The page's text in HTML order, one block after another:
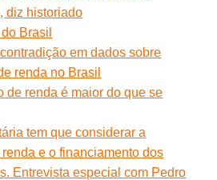
diz historiado
Brasil
em dados sobre
renda no Brasil
de renda é maior do que se
tem que considerar a
e o financiamento dos
Entrevista especial com Pedro